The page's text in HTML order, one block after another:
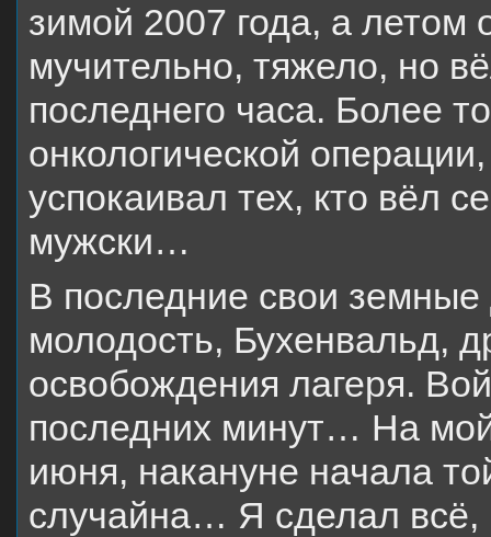
зимой 2007 года, а летом
мучительно, тяжело, но
последнего часа. Более
онкологической
успокаивал тех, кто вёл
мужски…
В последние свои
молодость, Бухенвальд,
освобождения лагеря.
последних минут… На мой
июня, накануне начала
случайна… Я сделал всё,